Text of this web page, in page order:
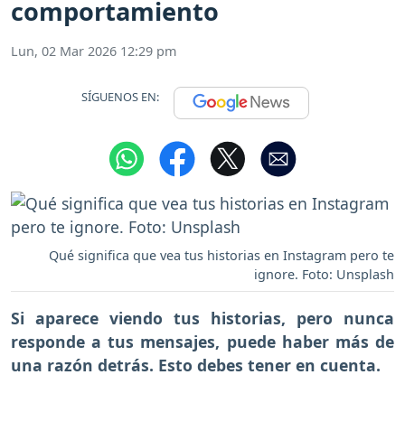
comportamiento
Lun, 02 Mar 2026 12:29 pm
SÍGUENOS EN:
Qué significa que vea tus historias en Instagram pero te
ignore. Foto: Unsplash
Si aparece viendo tus historias, pero nunca
responde a tus mensajes, puede haber más de
una razón detrás. Esto debes tener en cuenta.